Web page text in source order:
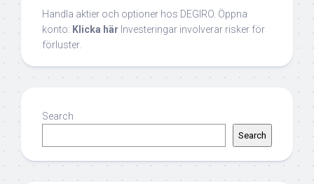
Handla aktier och optioner hos DEGIRO. Öppna
konto: Klicka här Investeringar involverar risker för
förluster.
Search
Search